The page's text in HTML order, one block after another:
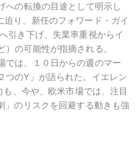
への転換の目途として明示し
迫り、新任のフォワード・ガイ
引き下げ、失業率重視からイ
の可能性が指摘される。
では、１０日からの週のマー
つのY」が語られた。イエレン
、今や、欧米市場では、注目
」のリスクを回避する動きも強